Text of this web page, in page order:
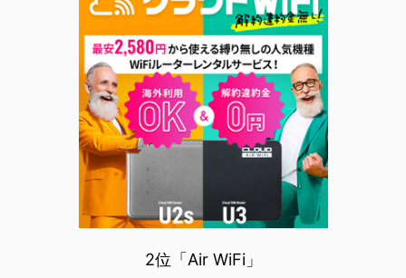
2位「Air WiFi」